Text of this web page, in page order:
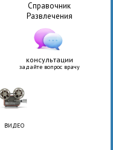
Справочник
Развлечения
консультации
задайте вопрос врачу
ВИДЕО